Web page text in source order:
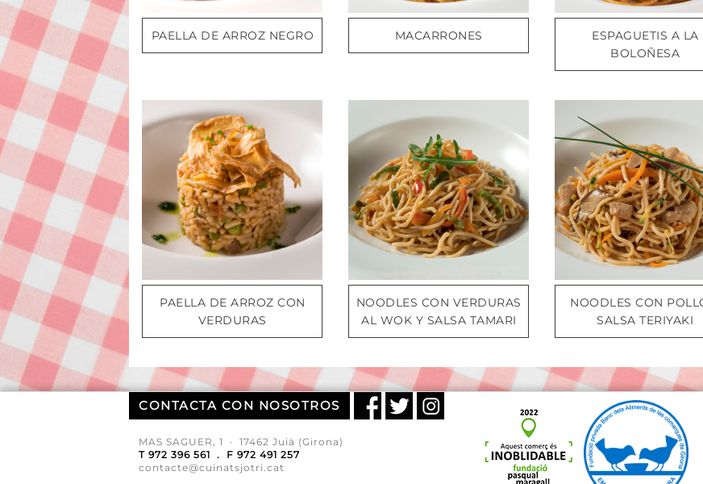
PAELLA DE ARROZ NEGRO MACARRONES
ESPAGUETIS A LA
BOLOÑESA
PAELLA DE ARROZ CON
VERDURAS
NOODLES CON VERDURAS
AL WOK Y SALSA TAMARI
NOODLES CON
SALSA TERIYAKI
CONTACTA CON NOSOTROS
MAS SAGUER, 1 · 17462 Juià (Girona)
T 972 396 561 . F 972 491 257
contacte@cuinatsjotri.cat